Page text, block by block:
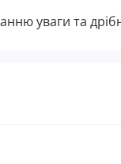
уваги та